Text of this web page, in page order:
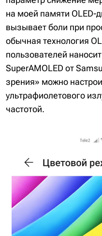
на моей памяти OLED-
вызывает боли при
обычная технология
пользователей
SuperAMOLED от
зрения» можно
ультрафиолетового
частотой.